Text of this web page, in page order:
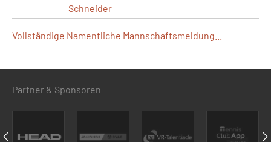
Schneider
Vollständige Namentliche Mannschaftsmeldung...
Partner & Sponsoren